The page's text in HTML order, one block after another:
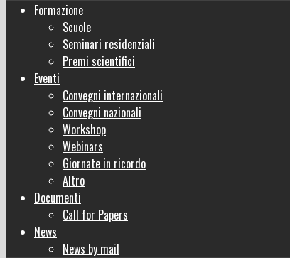
Formazione
Scuole
Seminari residenziali
Premi scientifici
Eventi
Convegni internazionali
Convegni nazionali
Workshop
Webinars
Giornate in ricordo
Altro
Documenti
Call for Papers
News
News by mail